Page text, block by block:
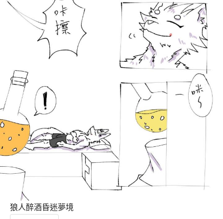
狼人醉酒昏迷夢境